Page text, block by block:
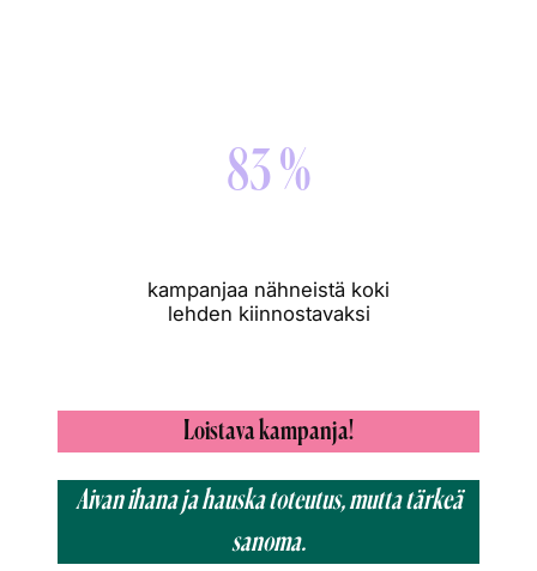
83 %
kampanjaa nähneistä koki
lehden kiinnostavaksi
Loistava kampanja!
Aivan ihana ja hauska toteutus, mutta tärkeä
sanoma.